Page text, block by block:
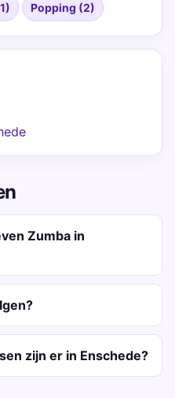
Popping (2)
Zumba in
zijn er in Enschede?